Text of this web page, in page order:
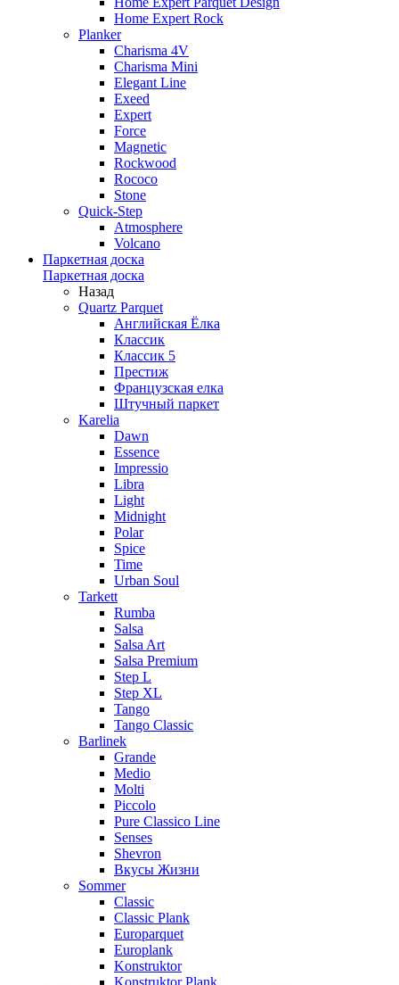
Home Expert Rock
Planker
Charisma 4V
Charisma Mini
Elegant Line
Exeed
Expert
Force
Magnetic
Rockwood
Rococo
Stone
Quick-Step
Atmosphere
Volcano
Паркетная доска
Паркетная доска
Назад
Quartz Parquet
Английская Ёлка
Классик
Классик 5
Престиж
Французская елка
Штучный паркет
Karelia
Dawn
Essence
Impressio
Libra
Light
Midnight
Polar
Spice
Time
Urban Soul
Tarkett
Rumba
Salsa
Salsa Art
Salsa Premium
Step L
Step XL
Tango
Tango Classic
Barlinek
Grande
Medio
Molti
Piccolo
Pure Classico Line
Senses
Shevron
Вкусы Жизни
Sommer
Classic
Classic Plank
Europarquet
Europlank
Konstruktor
Konstruktor Plank